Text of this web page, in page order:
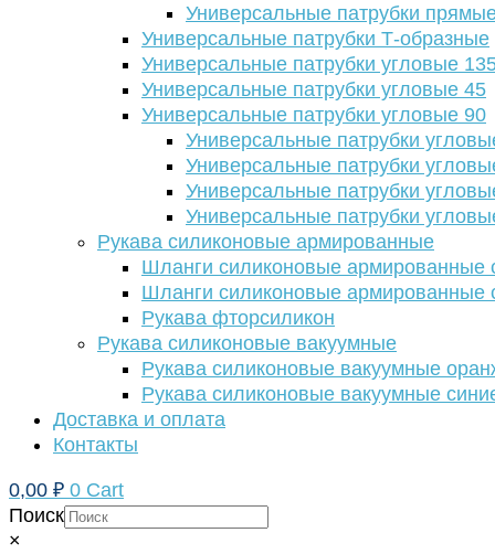
Универсальные патрубки
Универсальные патрубки Т-образные
Универсальные патрубки угловые
Универсальные патрубки угловые 45
Универсальные патрубки угловые 90
Универсальные патрубки
Универсальные патрубки
Универсальные патрубки
Универсальные патрубки
Рукава силиконовые армированные
Шланги силиконовые армированные
Шланги силиконовые армированные
Рукава фторсиликон
Рукава силиконовые вакуумные
Рукава силиконовые вакуумные
Рукава силиконовые вакуумные
Доставка и оплата
Контакты
0,00 ₽ 0 Cart
Поиск
×